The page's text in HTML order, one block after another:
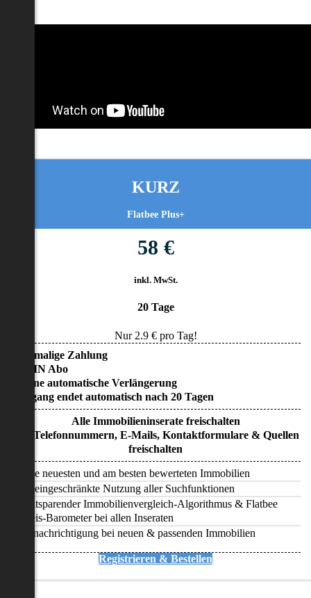
KURZ
Flatbee Plus+
58 €
inkl. MwSt.
20 Tage
Nur 2.9€ pro Tag!
• Einmalige Zahlung
• KEIN Abo
• Keine automatische Verlängerung
• Zugang endet automatisch nach 20 Tagen
Alle Immobilieninserate freischalten
Alle Telefonnummern, E-Mails, Kontaktformulare & Quellen
freischalten
Alle neuesten und am besten bewerteten Immobilien
Uneingeschränkte Nutzung aller Suchfunktionen
Zeitsparender Immobilienvergleich-Algorithmus & Flatbee
Preis-Barometer bei allen Inseraten
Benachrichtigung bei neuen & passenden Immobilien
Registrieren & Bestellen